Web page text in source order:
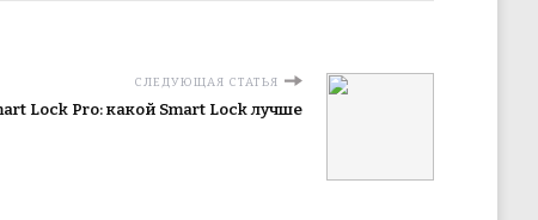
СЛЕДУЮЩАЯ СТАТЬЯ
Lock Pro: какой Smart Lock лучше